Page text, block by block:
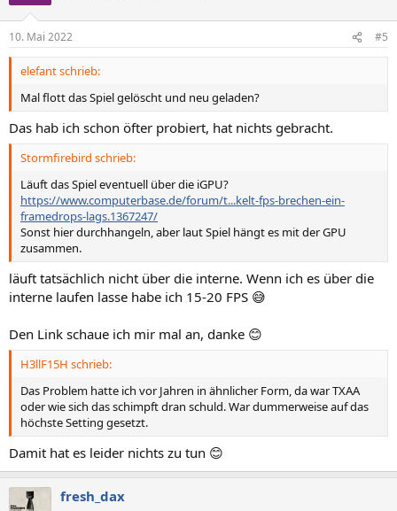
10. Mai 2022 #5
elefant schrieb:
Mal flott das Spiel gelöscht und neu geladen?
Das hab ich schon öfter probiert, hat nichts gebracht.
Stormfirebird schrieb:
Läuft das Spiel eventuell über die iGPU?
https://www.computerbase.de/forum/t...kelt-fps-brechen-ein-
framedrops-lags.1367247/
Sonst hier durchhangeln, aber laut Spiel hängt es mit der GPU
zusammen.
läuft tatsächlich nicht über die interne. Wenn ich es über die
interne laufen lasse habe ich 15-20 FPS 😅
Den Link schaue ich mir mal an, danke 😊
H3llF15H schrieb:
Das Problem hatte ich vor Jahren in ähnlicher Form, da war TXAA
oder wie sich das schimpft dran schuld. War dummerweise auf das
höchste Setting gesetzt.
Damit hat es leider nichts zu tun 😊
fresh_dax